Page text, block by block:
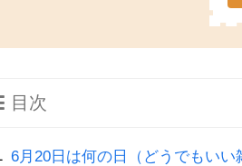
目次
6月20日は何の日（どうでもいい